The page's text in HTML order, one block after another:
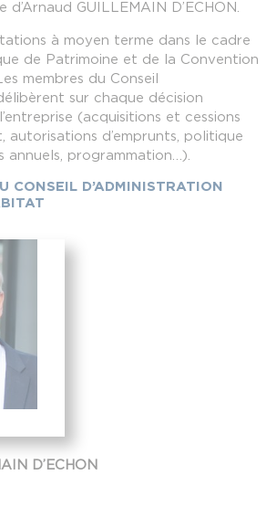
d’Arnaud GUILLEMAIN D’ECHON.
à moyen terme dans le cadre
de Patrimoine et de la Convention
membres du Conseil
sur chaque décision
(acquisitions et cessions
autorisations d’emprunts, politique
annuels, programmation…).
CONSEIL D’ADMINISTRATION
D’ECHON